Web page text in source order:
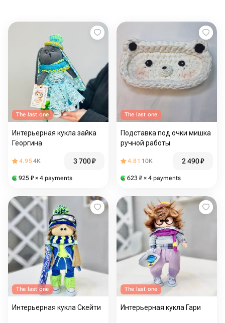
The last one
Интерьерная кукла зайка
Георгина
4.954K 3 700₽
925 ₽ × 4 payments
The last one
Подставка под очки мишка
ручной работы
4.81 10K 2 490₽
623 ₽ × 4 payments
The last one
Интерьерная кукла Скейти
The last one
Интерьерная кукла Гари